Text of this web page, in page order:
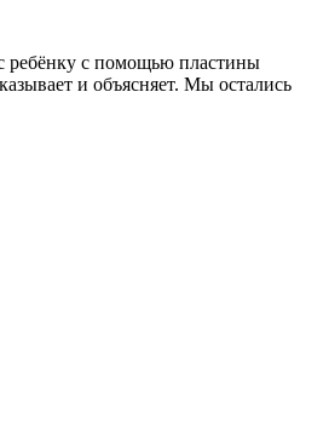
ребёнку с помощью пластины
и объясняет. Мы остались